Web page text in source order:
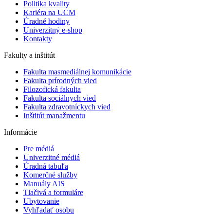
Politika kvality
Kariéra na UCM
Úradné hodiny
Univerzitný e-shop
Kontakty
Fakulty a inštitút
Fakulta masmediálnej komunikácie
Fakulta prírodných vied
Filozofická fakulta
Fakulta ​sociálnych vied
Fakulta zdravotníckych vied
Inštitút manažmentu
Informácie
Pre médiá
Univerzitné médiá
Úradná tabuľa
Komerčné služby
Manuály AIS
Tlačivá a formuláre
Ubytovanie
Vyhľadať osobu